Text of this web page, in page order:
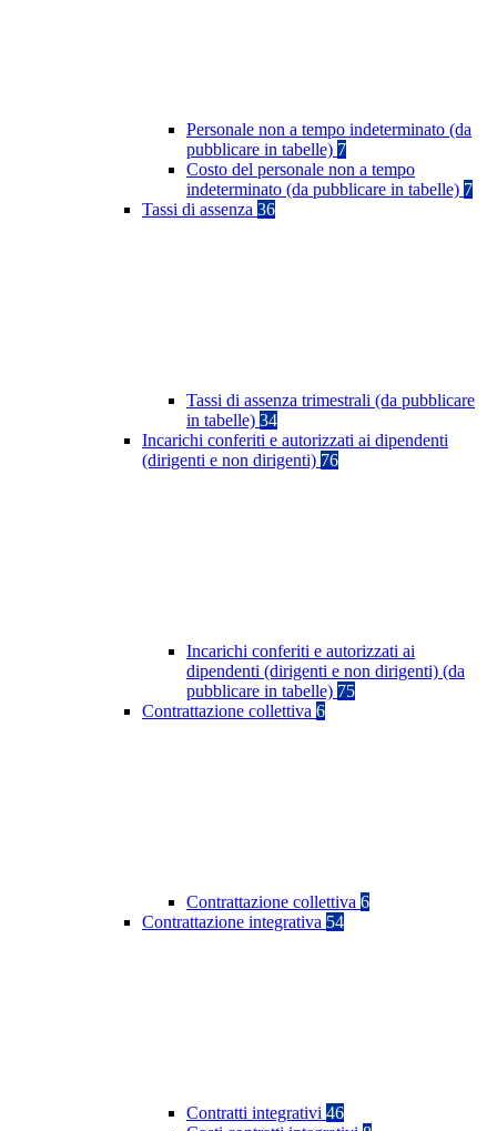
Personale non a tempo indeterminato (da
pubblicare in tabelle) 7
Costo del personale non a tempo
indeterminato (da pubblicare in tabelle) 7
Tassi di assenza 36
Tassi di assenza trimestrali (da pubblicare
in tabelle) 34
Incarichi conferiti e autorizzati ai dipendenti
(dirigenti e non dirigenti) 76
Incarichi conferiti e autorizzati ai
dipendenti (dirigenti e non dirigenti) (da
pubblicare in tabelle) 75
Contrattazione collettiva 6
Contrattazione collettiva 6
Contrattazione integrativa 54
Contratti integrativi 46